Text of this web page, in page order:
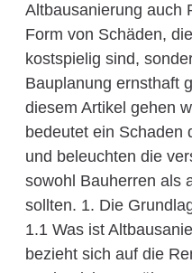
Altbausanierung auch
Form von Schäden,
kostspielig sind,
Bauplanung ernsthaft
diesem Artikel gehen
bedeutet ein Schaden
und beleuchten die
sowohl Bauherren als
sollten. 1. Die
1.1 Was ist
bezieht sich auf die